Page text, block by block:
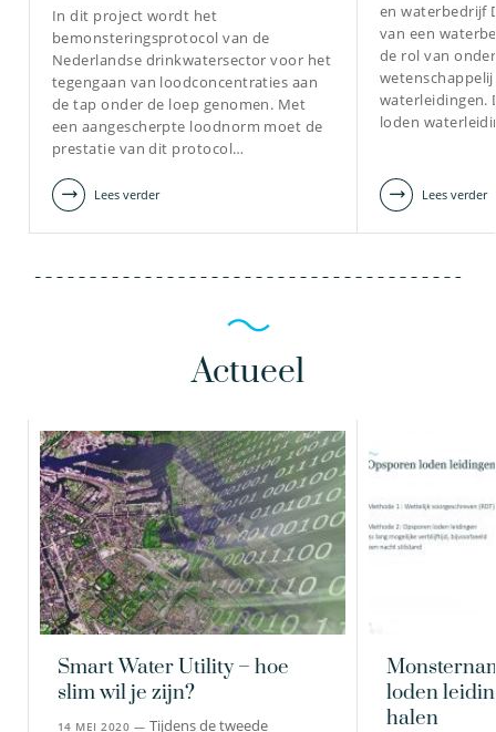
In dit project wordt het
bemonsteringsprotocol van de
Nederlandse drinkwatersector voor het
tegengaan van loodconcentraties aan
de tap onder de loep genomen. Met
een aangescherpte loodnorm moet de
prestatie van dit protocol…
Lees verder
en waterbedrijf
van een
de rol van
waterleidingen.
loden
Lees verder
Actueel
Smart Water Utility – hoe
slim wil je zijn?
14 MEI 2020 — Tijdens de tweede
loden
halen